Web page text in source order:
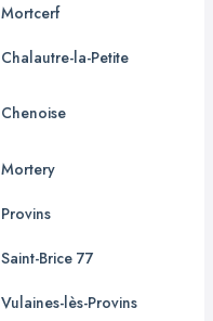
Mortcerf
Chalautre-la-Petite
Chenoise
Mortery
Provins
Saint-Brice 77
Vulaines-lès-Provins